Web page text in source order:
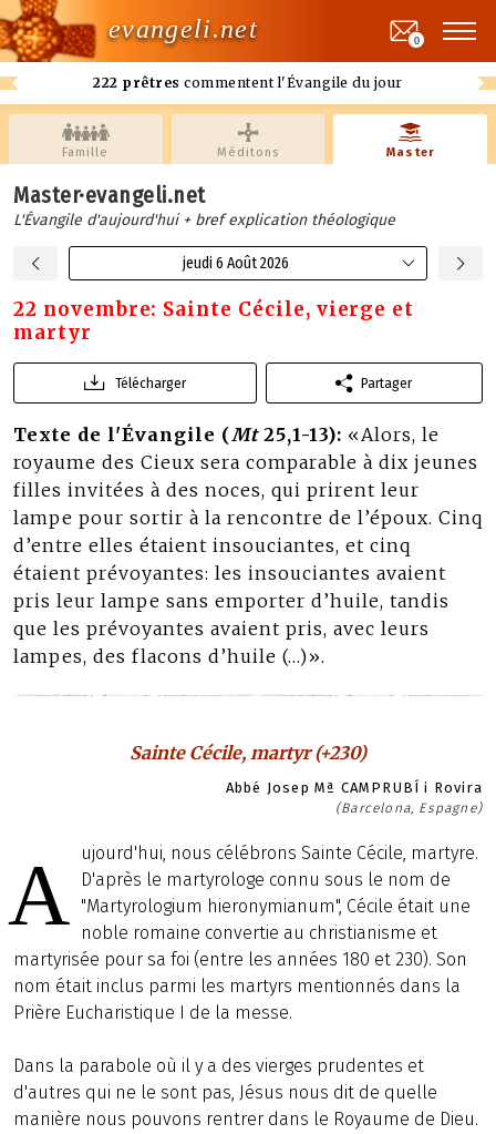
evangeli.net
222 prêtres commentent l'Évangile du jour
0
Famille Méditons Master
Master·evangeli.net
L'Évangile d'aujourd'hui + bref explication théologique
jeudi 6 Août 2026
22 novembre: Sainte Cécile, vierge et
martyr
Télécharger Partager
Texte de l'Évangile (Mt25,1-13): «Alors, le
royaume des Cieux sera comparable à dix jeunes
filles invitées à des noces, qui prirent leur
lampe pour sortir à la rencontre de l’époux. Cinq
d’entre elles étaient insouciantes, et cinq
étaient prévoyantes: les insouciantes avaient
pris leur lampe sans emporter d’huile, tandis
que les prévoyantes avaient pris, avec leurs
lampes, des flacons d’huile (…)».
Sainte Cécile, martyr (+230)
Abbé Josep Mª CAMPRUBÍ i Rovira
(Barcelona, Espagne)
A
ujourd'hui, nous célébrons Sainte Cécile, martyre.
D'après le martyrologe connu sous le nom de
"Martyrologium hieronymianum", Cécile était une
noble romaine convertie au christianisme et
martyrisée pour sa foi (entre les années 180 et 230). Son
nom était inclus parmi les martyrs mentionnés dans la
Prière Eucharistique I de la messe.
Dans la parabole où il y a des vierges prudentes et
d'autres qui ne le sont pas, Jésus nous dit de quelle
manière nous pouvons rentrer dans le Royaume de Dieu.